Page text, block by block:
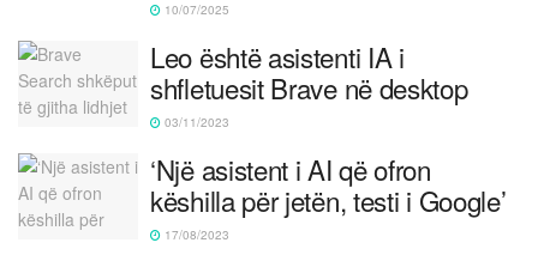
10/07/2025
Leo është asistenti IA i
shfletuesit Brave në desktop
03/11/2023
‘Një asistent i AI që ofron
këshilla për jetën, testi i Google’
17/08/2023